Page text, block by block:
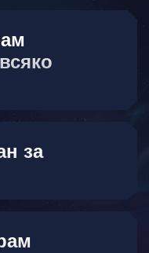
за